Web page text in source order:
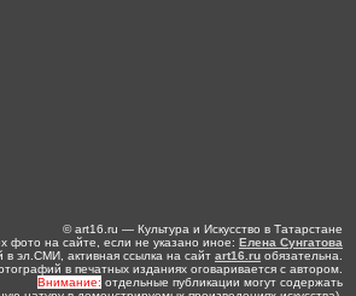
© art16.ru — Культура и Искусство в Татарстане
фото на сайте, если не указано иное: Елена Сунгатова
эл.СМИ, активная ссылка на сайт art16.ru обязательна.
в печатных изданиях оговаривается с автором.
Внимание: отдельные публикации могут содержать